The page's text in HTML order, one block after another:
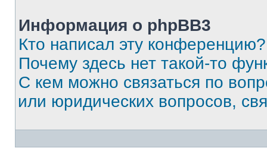
Информация о phpBB3
Кто написал эту конференцию?
Почему здесь нет такой-то
С кем можно связаться по
или юридических вопросов,